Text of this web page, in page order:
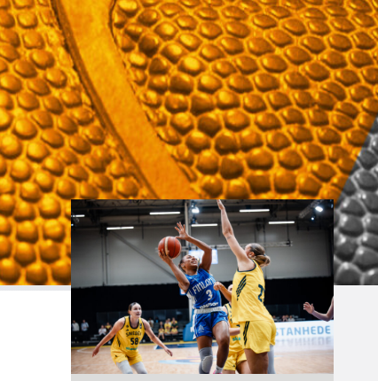
Suomen 16-vuotiaat pojat
ottivat vakuuttavan 85–45-voiton
Luxemburgista B-divisioonan
EM-kilpailuissa johtamalla
ottelua alusta loppuun. Suomi
kohtaa huomenna Ruotsin klo
19.30 Suomen aikaa.